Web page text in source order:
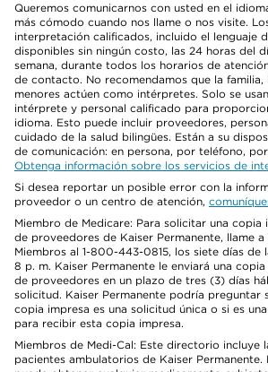
Queremos comunicarnos con usted en el
más cómodo cuando nos llame o nos visite.
interpretación calificados, incluido el lenguaje
disponibles sin ningún costo, las 24 horas del
semana, durante todos los horarios de
de contacto. No recomendamos que la familia,
menores actúen como intérpretes. Solo se
intérprete y personal calificado para
idioma. Esto puede incluir proveedores,
cuidado de la salud bilingües. Están a su
de comunicación: en persona, por teléfono,
Obtenga información sobre los servicios de
Si desea reportar un posible error con la
proveedor o un centro de atención,
Miembro de Medicare: Para solicitar una
de proveedores de Kaiser Permanente, llame
Miembros al 1-800-443-0815, los siete días de
8 p. m. Kaiser Permanente le enviará una
de proveedores en un plazo de tres (3) días
solicitud. Kaiser Permanente podría preguntar
copia impresa es una solicitud única o si es
para recibir esta copia impresa.
Miembros de Medi-Cal: Este directorio incluye
pacientes ambulatorios de Kaiser Permanente.